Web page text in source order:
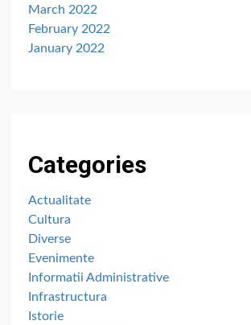
March 2022
February 2022
January 2022
Categories
Actualitate
Cultura
Diverse
Evenimente
Informatii Administrative
Infrastructura
Istorie